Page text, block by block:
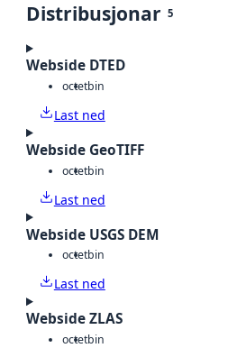
Distribusjonar 5
Webside DTED
octetbin
Last ned
Webside GeoTIFF
octetbin
Last ned
Webside USGS DEM
octetbin
Last ned
Webside ZLAS
octetbin